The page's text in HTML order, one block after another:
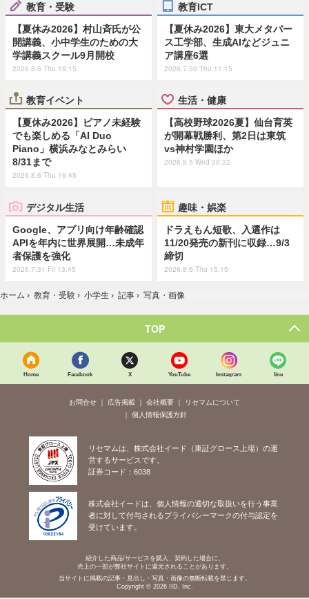
教育・受験
【夏休み2026】村山斉氏が公
開講義、小中学生のための大
学講義スクール9月開校
2026.8.6 Thu 19:15
教育ICT
【夏休み2026】東大メタバー
ス工学部、生成AIなどジュニ
ア講座6選
2026.7.30 Thu 11:15
教育イベント
【夏休み2026】ピアノ未経験
でも楽しめる「AI Duo
Piano」横浜みなとみらい
8/31まで
2026.8.6 Thu 19:45
生活・健康
【高校野球2026夏】仙台育英
が開幕戦勝利、第2日は東筑
vs神村学園ほか
2026.8.5 Wed 20:32
デジタル生活
Google、アプリ向け年齢確認
APIを年内に世界展開…未成年
者保護を強化
2026.7.31 Fri 13:45
趣味・娯楽
ドラえもん短歌、入選作は
11/20発売の新刊に収録…9/3
締切
2026.8.6 Thu 15:15
ホーム › 教育・受験 › 小学生 › 記事 › 写真・画像
TOP
Home Facebook X YouTube Instagram line
お問合せ 広告掲載 会社概要
リセマムについて
個人情報保護方針
リセマムは、株式会社イード（東証グロース上場）の運
営するサービスです。
証券コード：6038
株式会社イードは、個人情報の適切な取扱いを行う事業
者に対して付与されるプライバシーマークの付与認定を
受けています。
紹介した商品/サービスを購入、契約した場合に、
売上の一部が弊社サイトに還元されることがあります。
当サイトに掲載の記事・見出し・写真・画像の無断転載を禁じます。
Copyright © 2026 IID, Inc.